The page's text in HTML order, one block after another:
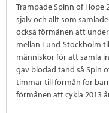
Trampade Spinn of
själv och allt som
också förmånen att
mellan Lund-Stockholm
människor för att samla
gav blodad tand så Spin
timmar till förmån för
förmånen att cykla 2013